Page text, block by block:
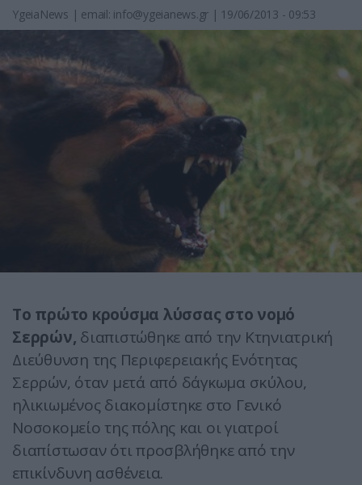
YgeiaNews | email: info@ygeianews.gr | 19/06/2013 - 09:53
Το πρώτο κρούσμα λύσσας στο νομό
Σερρών, διαπιστώθηκε από την Κτηνιατρική
Διεύθυνση της Περιφερειακής Ενότητας
Σερρών, όταν μετά από δάγκωμα σκύλου,
ηλικιωμένος διακομίστηκε στο Γενικό
Νοσοκομείο της πόλης και οι γιατροί
διαπίστωσαν ότι προσβλήθηκε από την
επικίνδυνη ασθένεια.